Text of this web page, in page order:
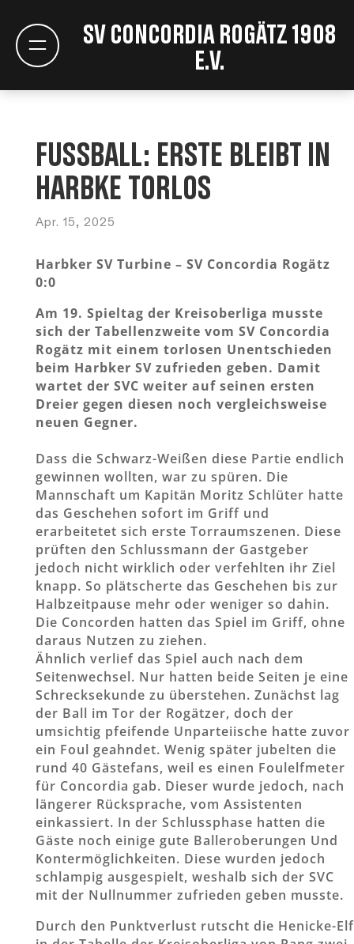
SV Concordia Rogätz 1908
e.V.
Fußball: Erste bleibt in
Harbke torlos
Apr. 15, 2025
Harbker SV Turbine – SV Concordia Rogätz
0:0
Am 19. Spieltag der Kreisoberliga musste
sich der Tabellenzweite vom SV Concordia
Rogätz mit einem torlosen Unentschieden
beim Harbker SV zufrieden geben. Damit
wartet der SVC weiter auf seinen ersten
Dreier gegen diesen noch vergleichsweise
neuen Gegner.
Dass die Schwarz-Weißen diese Partie endlich
gewinnen wollten, war zu spüren. Die
Mannschaft um Kapitän Moritz Schlüter hatte
das Geschehen sofort im Griff und
erarbeitetet sich erste Torraumszenen. Diese
prüften den Schlussmann der Gastgeber
jedoch nicht wirklich oder verfehlten ihr Ziel
knapp. So plätscherte das Geschehen bis zur
Halbzeitpause mehr oder weniger so dahin.
Die Concorden hatten das Spiel im Griff, ohne
daraus Nutzen zu ziehen.
Ähnlich verlief das Spiel auch nach dem
Seitenwechsel. Nur hatten beide Seiten je eine
Schrecksekunde zu überstehen. Zunächst lag
der Ball im Tor der Rogätzer, doch der
umsichtig pfeifende Unparteiische hatte zuvor
ein Foul geahndet. Wenig später jubelten die
rund 40 Gästefans, weil es einen Foulelfmeter
für Concordia gab. Dieser wurde jedoch, nach
längerer Rücksprache, vom Assistenten
einkassiert. In der Schlussphase hatten die
Gäste noch einige gute Balleroberungen Und
Kontermöglichkeiten. Diese wurden jedoch
schlampig ausgespielt, weshalb sich der SVC
mit der Nullnummer zufrieden geben musste.
Durch den Punktverlust rutscht die Henicke-Elf